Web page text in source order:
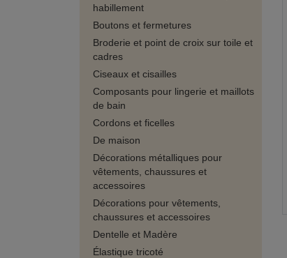
habillement
Boutons et fermetures
Broderie et point de croix sur toile et
cadres
Ciseaux et cisailles
Composants pour lingerie et maillots
de bain
Cordons et ficelles
De maison
Décorations métalliques pour
vêtements, chaussures et
accessoires
Décorations pour vêtements,
chaussures et accessoires
Dentelle et Madère
Élastique tricoté